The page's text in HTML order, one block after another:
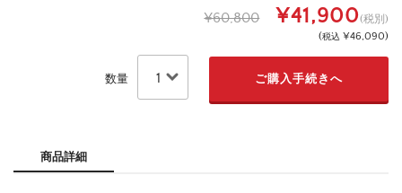
¥60,800 ¥41,900(税別)
(税込 ¥46,090)
数量
商品詳細